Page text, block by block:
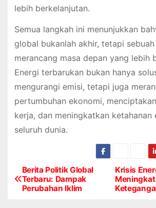
lebih berkelanjutan.
Semua langkah ini menunjukkan
global bukanlah akhir, tetapi
merancang masa depan yang lebih
Energi terbarukan bukan hanya
mengurangi emisi, tetapi juga
pertumbuhan ekonomi,
kerja, dan meningkatkan ketahanan
seluruh dunia.
P
Krisis
Berita Politik Global
Terbaru: Dampak
Perubahan Iklim